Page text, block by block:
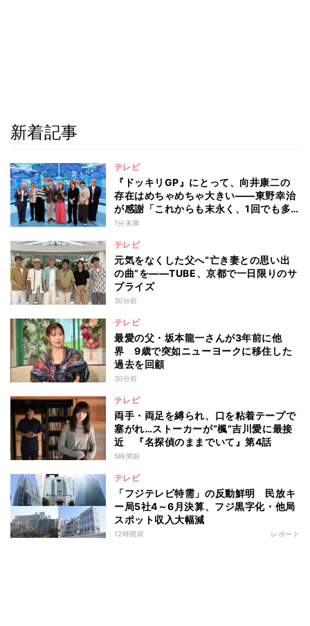
新着記事
テレビ
『ドッキリGP』にとって、向井康二の
存在はめちゃめちゃ大きい――東野幸治
が感謝「これからも末永く、1回でも多
く出て」
1分未満
テレビ
元気をなくした父へ“亡き妻との思い出
の曲”を――TUBE、京都で一日限りのサ
プライズ
30分前
テレビ
最愛の父・坂本龍一さんが3年前に他
界 9歳で突如ニューヨークに移住した
過去を回顧
30分前
テレビ
両手・両足を縛られ、口を粘着テープで
塞がれ…ストーカーが“楓”吉川愛に最接
近 『名探偵のままでいて』第4話
5時間前
テレビ
「フジテレビ特需」の反動鮮明 民放キ
ー局5社4～6月決算、フジ黒字化・他局
スポット収入大幅減
12時間前 レポート